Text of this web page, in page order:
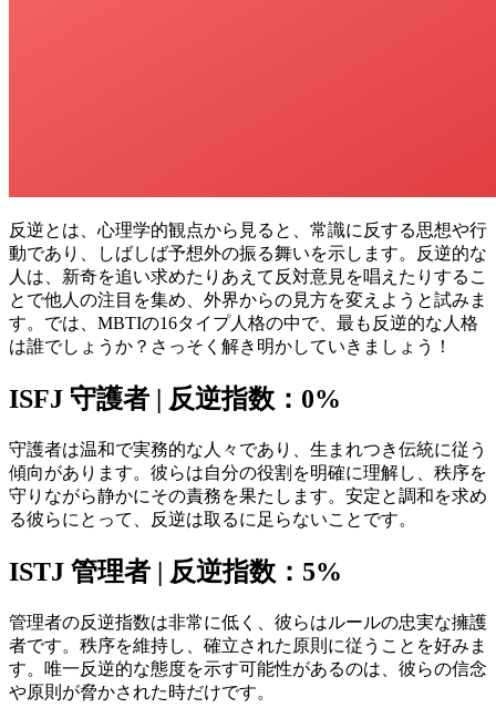
反逆とは、心理学的観点から見ると、常識に反する思想や行
動であり、しばしば予想外の振る舞いを示します。反逆的な
人は、新奇を追い求めたりあえて反対意見を唱えたりするこ
とで他人の注目を集め、外界からの見方を変えようと試みま
す。では、MBTIの16タイプ人格の中で、最も反逆的な人格
は誰でしょうか？さっそく解き明かしていきましょう！
ISFJ 守護者 | 反逆指数：0%
守護者は温和で実務的な人々であり、生まれつき伝統に従う
傾向があります。彼らは自分の役割を明確に理解し、秩序を
守りながら静かにその責務を果たします。安定と調和を求め
る彼らにとって、反逆は取るに足らないことです。
ISTJ 管理者 | 反逆指数：5%
管理者の反逆指数は非常に低く、彼らはルールの忠実な擁護
者です。秩序を維持し、確立された原則に従うことを好みま
す。唯一反逆的な態度を示す可能性があるのは、彼らの信念
や原則が脅かされた時だけです。